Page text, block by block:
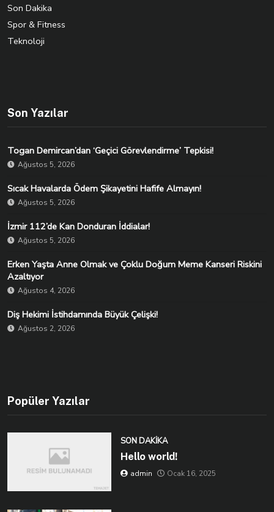
Son Dakika
Spor & Fitness
Teknoloji
Son Yazılar
Togan Demircan’dan ‘Geçici Görevlendirme’ Tepkisi!
Ağustos 5, 2026
Sıcak Havalarda Ödem Şikayetini Hafife Almayın!
Ağustos 5, 2026
İzmir 112’de Kan Donduran İddialar!
Ağustos 5, 2026
Erken Yaşta Anne Olmak ve Çoklu Doğum Meme Kanseri Riskini
Azaltıyor
Ağustos 4, 2026
Diş Hekimi İstihdamında Büyük Çelişki!
Ağustos 2, 2026
Popüler Yazılar
SON DAKIKA
Hello world!
admin Ocak 16, 2025